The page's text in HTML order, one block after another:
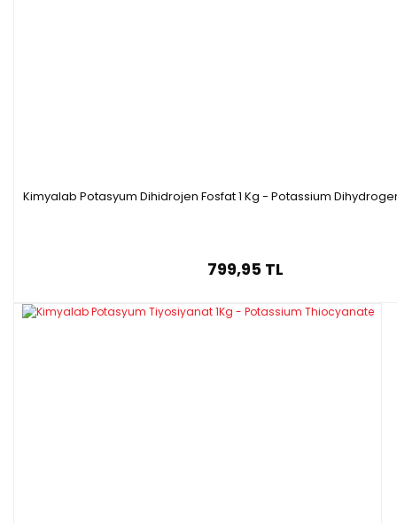
Kimyalab Potasyum Dihidrojen Fosfat 1 Kg - Potassium
799,95 TL